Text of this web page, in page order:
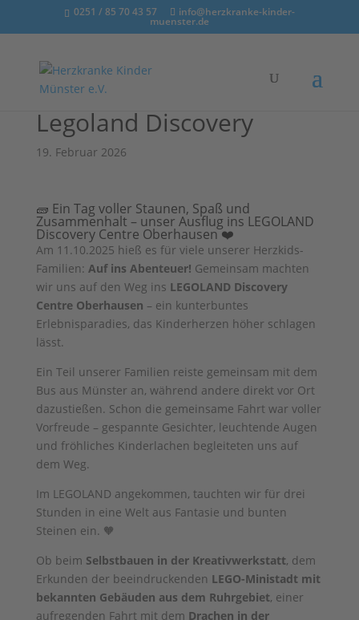
0251 / 85 70 43 57 info@herzkranke-kinder-
muenster.de
Legoland Discovery
19. Februar 2026
🧱 Ein Tag voller Staunen, Spaß und
Zusammenhalt – unser Ausflug ins LEGOLAND
Discovery Centre Oberhausen ❤️
Am 11.10.2025 hieß es für viele unserer Herzkids-
Familien: Auf ins Abenteuer! Gemeinsam machten
wir uns auf den Weg ins LEGOLAND Discovery
Centre Oberhausen – ein kunterbuntes
Erlebnisparadies, das Kinderherzen höher schlagen
lässt.
Ein Teil unserer Familien reiste gemeinsam mit dem
Bus aus Münster an, während andere direkt vor Ort
dazustießen. Schon die gemeinsame Fahrt war voller
Vorfreude – gespannte Gesichter, leuchtende Augen
und fröhliches Kinderlachen begleiteten uns auf
dem Weg.
Im LEGOLAND angekommen, tauchten wir für drei
Stunden in eine Welt aus Fantasie und bunten
Steinen ein. 🧡
Ob beim Selbstbauen in der Kreativwerkstatt, dem
Erkunden der beeindruckenden LEGO-Ministadt mit
bekannten Gebäuden aus dem Ruhrgebiet, einer
aufregenden Fahrt mit dem Drachen in der